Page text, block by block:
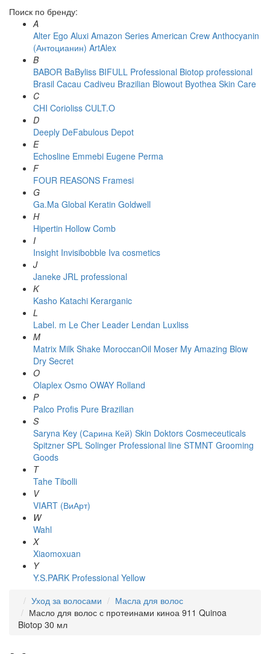
Поиск по бренду:
A
Alter Ego Aluxi Amazon Series American Crew Anthocyanin
(Антоцианин) ArtAlex
B
BABOR BaByliss BIFULL Professional Biotop professional
Brasil Cacau Сadiveu Brazilian Blowout Byothea Skin Care
C
CHI Corioliss CULT.O
D
Deeply DeFabulous Depot
E
Echosline Emmebi Eugene Perma
F
FOUR REASONS Framesi
G
Ga.Ma Global Keratin Goldwell
H
Hipertin Hollow Comb
I
Insight Invisibobble Iva cosmetics
J
Janeke JRL professional
K
Kasho Katachi Kerarganic
L
Label. m Le Cher Leader Lendan Luxliss
M
Matrix Milk Shake MoroccanOil Moser My Amazing Blow
Dry Secret
O
Olaplex Osmo OWAY Rolland
P
Palco Profis Pure Brazilian
S
Saryna Key (Сарина Кей) Skin Doktors Cosmeceuticals
Spitzner SPL Solinger Professional line STMNT Grooming
Goods
T
Tahe Tibolli
V
VIART (ВиАрт)
W
Wahl
X
Xiaomoxuan
Y
Y.S.PARK Professional Yellow
Уход за волосами
Масла для волос
Масло для волос с протеинами киноа 911 Quinoa
Biotop 30 мл